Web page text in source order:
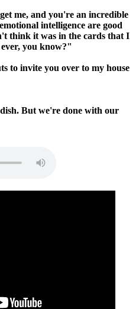
me, and you're an incredible
intelligence are good
think it was in the cards that I
you know?"
to invite you over to my house
But we're done with our